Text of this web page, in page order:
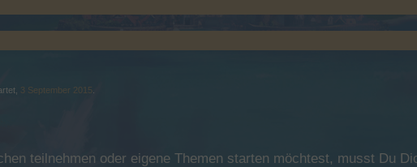
3 September 2015
teilnehmen oder eigene Themen starten möchtest, musst Du